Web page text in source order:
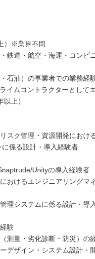
）※業界不問
鉄道・航空・海運・コンビ
石油）の事業者での業務
イムコントラクターとして
上）
スク管理・資源開発におけ
に係る設計・導入経験者
Unityの導入経験者
おけるエンジニアリングマ
理システムに係る設計・導
験
測量・劣化診断・防災）の
デザイン・システム設計・